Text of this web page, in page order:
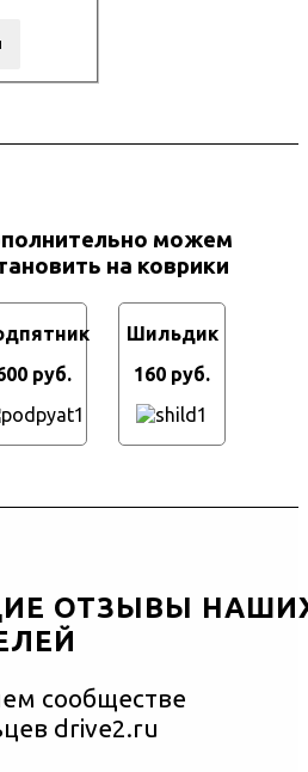
можем
на коврики
руб.
Шильдик
160 руб.
ОТЗЫВЫ
сообществе
drive2.ru